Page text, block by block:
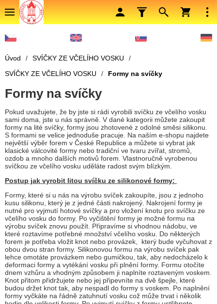
Úvod / SVÍČKY ZE VČELÍHO VOSKU
/
SVÍČKY ZE VČELÍHO VOSKU
/ Formy na svíčky
Formy na svíčky
Pokud uvažujete, že by jste si rádi vyrobili svíčku ze včelího vosku
sami doma, jste u nás správně. V dané kategorii můžete zakoupit
formy na lité svíčky, formy jsou zhotovené z odolné směsi silikonu.
S formami se velice jednoduše pracuje. Na naším e-shopu najdete
největší výběr forem v České Republice a můžete si vybrat jak
klasické válcovité formy nebo tradiční ve tvaru zvířat, stromů,
ozdob a mnoho dalších motivů forem. Vlastnoručně vyrobenou
svíčkou ze včelího vosku uděláte radost svým blízkým.
Postup jak vyrobit litou svíčku ze silikonové formy:
Formy, které si u nás na výrobu svíček zakoupíte, jsou z jednoho
kusu silikonu, který je z jedné části nakrojený. Nakrojení formy je
nutné pro vyjmutí hotové svíčky a pro vložení knotu pro svíčku ze
včelího vosku do formy. Po vyčištění formy je možné formu na
výrobu svíček znovu použít. Připravíme si vhodnou nádobu, ve
které roztavíme potřebné množství včelího vosku. Do některých
forem je potřeba vložit knot nebo provázek, který bude vyčuhovat z
obou dvou stran formy. Silikonovou formu na výrobu svíček pak
lehce omotáte provázkem nebo gumičkou, tak, aby nedocházelo k
deformaci formy a vytékání vosku při plnění formy. Formu otočíte
dnem vzhůru a vhodným způsobem ji naplníte roztaveným voskem.
Knot přitom přidržujete nebo jej připevníte na dvě špejle, které
budou držet knot tak, aby nespadl do formy s voskem. Po naplnění
formy vyčkáte na řádně zatuhnutí vosku což může trvat i několik